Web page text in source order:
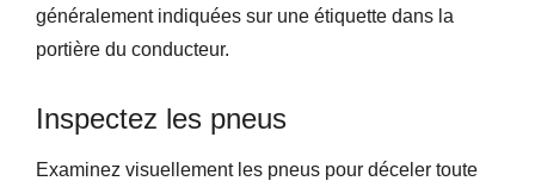
généralement indiquées sur une étiquette dans la
portière du conducteur.
Inspectez les pneus
Examinez visuellement les pneus pour déceler toute